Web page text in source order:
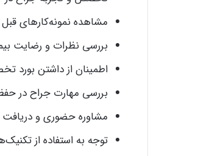
مشاهده نمونه‌کارهای
بررسی نظرات و رضایت
اطمینان از داشتن بورد
بررسی مهارت جراح در
مشاوره حضوری و دریافت
توجه به استفاده از